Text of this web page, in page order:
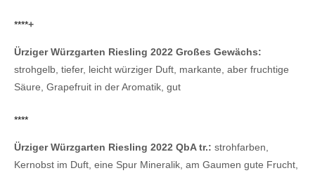
****+
Ürziger Würzgarten Riesling 2022 Großes Gewächs:
strohgelb, tiefer, leicht würziger Duft, markante, aber fruchtige
Säure, Grapefruit in der Aromatik, gut
****
Ürziger Würzgarten Riesling 2022 QbA tr.: strohfarben,
Kernobst im Duft, eine Spur Mineralik, am Gaumen gute Frucht,